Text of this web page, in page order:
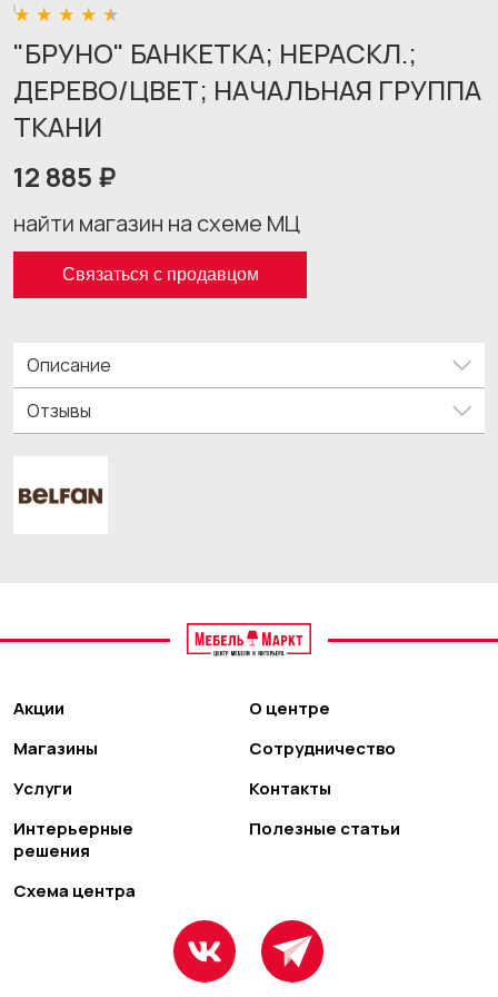
"БРУНО" БАНКЕТКА; НЕРАСКЛ.;
ДЕРЕВО/ЦВЕТ; НАЧАЛЬНАЯ ГРУППА
ТКАНИ
12 885 ₽
найти магазин на схеме МЦ
Связаться с продавцом
Описание
Отзывы
Акции
Магазины
Услуги
Интерьерные
решения
Схема центра
О центре
Сотрудничество
Контакты
Полезные статьи